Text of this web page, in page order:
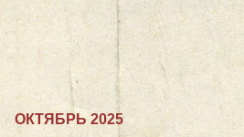
ОКТЯБРЬ 2025